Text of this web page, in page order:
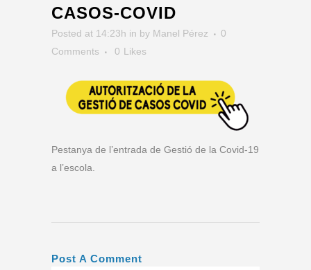
CASOS-COVID
Posted at 14:23h in by Manel Pérez
0
Comments
0 Likes
Pestanya de l’entrada de Gestió de la Covid-19
a l’escola.
Post A Comment